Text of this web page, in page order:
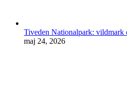
Tiveden Nationalpark: vildmark
maj 24, 2026